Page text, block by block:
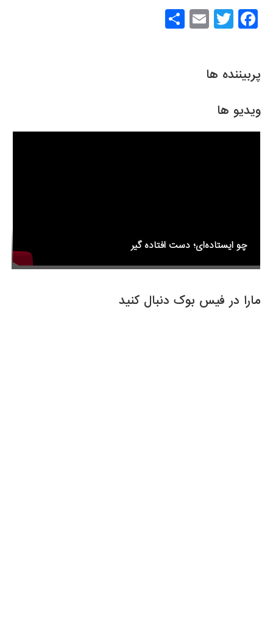
پربیننده ها
ویدیو ها
چو ایستاده‌ای؛ دست افتاده گیر
مارا در فیس بوک دنبال کنید
F
a
e
o
o
T
wi
er
E
m